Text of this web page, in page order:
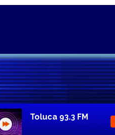
Toluca 93.3 FM